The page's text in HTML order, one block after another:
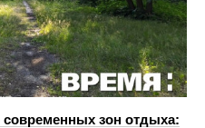
современных зон отдыха: